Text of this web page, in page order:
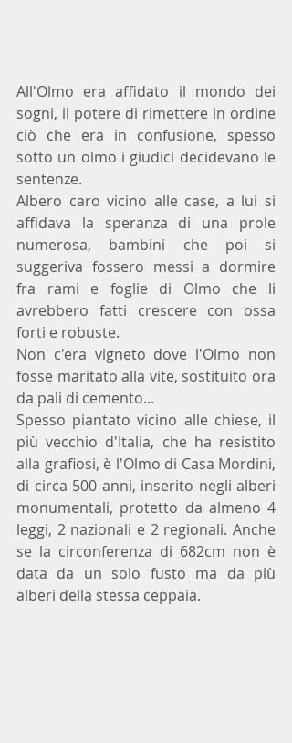
All'Olmo era affidato il mondo dei
sogni, il potere di rimettere in ordine
ciò che era in confusione, spesso
sotto un olmo i giudici decidevano le
sentenze.
Albero caro vicino alle case, a lui si
affidava la speranza di una prole
numerosa, bambini che poi si
suggeriva fossero messi a dormire
fra rami e foglie di Olmo che li
avrebbero fatti crescere con ossa
forti e robuste.
Non c'era vigneto dove l'Olmo non
fosse maritato alla vite, sostituito ora
da pali di cemento...
Spesso piantato vicino alle chiese, il
più vecchio d'Italia, che ha resistito
alla grafiosi, è l'Olmo di Casa Mordini,
di circa 500 anni, inserito negli alberi
monumentali, protetto da almeno 4
leggi, 2 nazionali e 2 regionali. Anche
se la circonferenza di 682cm non è
data da un solo fusto ma da più
alberi della stessa ceppaia.